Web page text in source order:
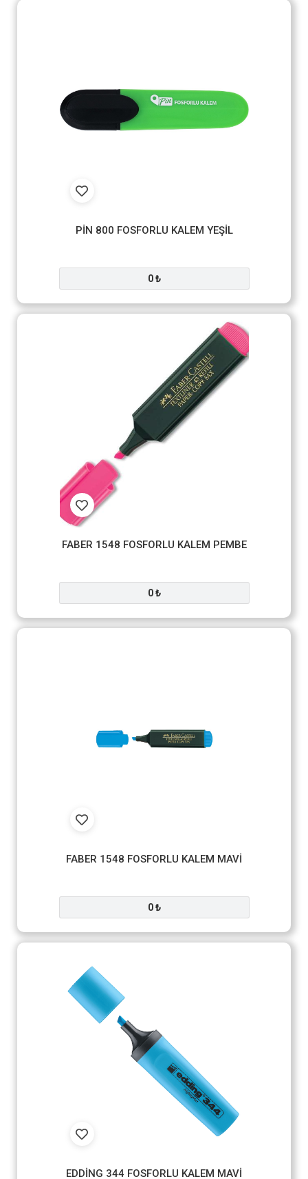
PİN 800 FOSFORLU KALEM YEŞİL
0 ₺
FABER 1548 FOSFORLU KALEM PEMBE
0 ₺
FABER 1548 FOSFORLU KALEM MAVİ
0 ₺
EDDİNG 344 FOSFORLU KALEM MAVİ